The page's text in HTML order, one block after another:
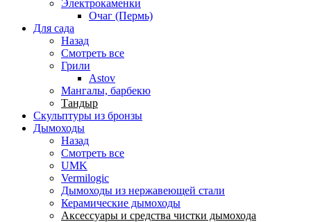
Электрокаменки
Очаг (Пермь)
Для сада
Назад
Смотреть все
Грили
Astov
Мангалы, барбекю
Тандыр
Скульптуры из бронзы
Дымоходы
Назад
Смотреть все
UMK
Vermilogic
Дымоходы из нержавеющей стали
Керамические дымоходы
Аксессуары и средства чистки дымохода